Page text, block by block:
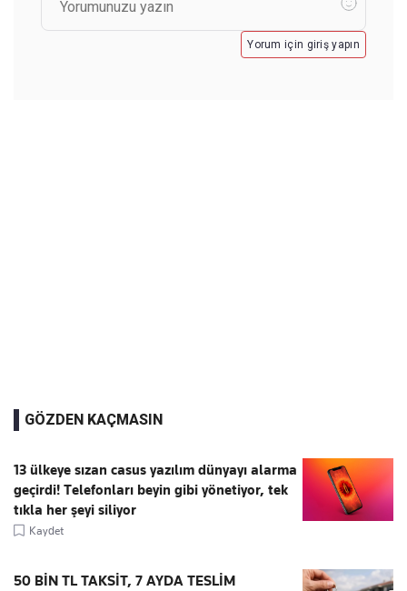
Yorum için giriş yapın
GÖZDEN KAÇMASIN
13 ülkeye sızan casus yazılım dünyayı alarma
geçirdi! Telefonları beyin gibi yönetiyor, tek
tıkla her şeyi siliyor
Kaydet
50 BİN TL TAKSİT, 7 AYDA TESLİM